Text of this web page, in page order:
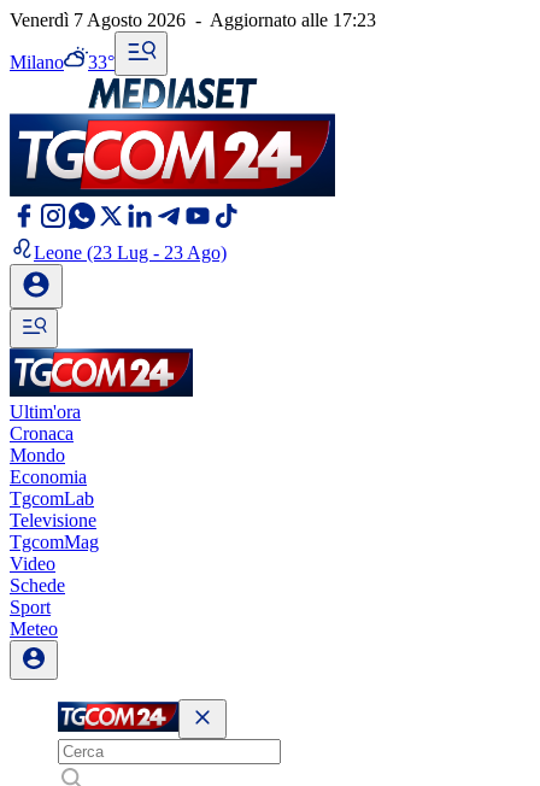
Venerdì 7 Agosto 2026 - Aggiornato alle 17:23
Milano 33°
Leone (23 Lug - 23 Ago)
Ultim'ora
Cronaca
Mondo
Economia
TgcomLab
Televisione
TgcomMag
Video
Schede
Sport
Meteo